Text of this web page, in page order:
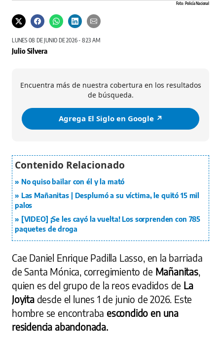
Foto: Policía Nacional
LUNES 08 DE JUNIO DE 2026 - 8:23 AM
Julio Silvera
Encuentra más de nuestra cobertura en los resultados
de búsqueda.
Agrega El Siglo en Google ↗️
No quiso bailar con él y la mató
Las Mañanitas | Desplumó a su víctima, le quitó 15 mil
palos
[VIDEO] ¡Se les cayó la vuelta! Los sorprenden con 785
paquetes de droga
Cae Daniel Enrique Padilla Lasso, en la barriada
de Santa Mónica, corregimiento de Mañanitas,
quien es del grupo de la reos evadidos de La
Joyitadesde el lunes 1 de junio de 2026. Este
hombre se encontraba escondido en una
residencia abandonada.